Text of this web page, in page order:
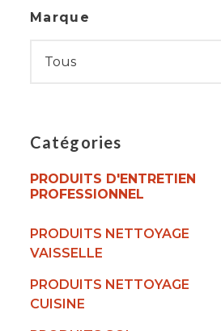
Marque
Catégories
PRODUITS D'ENTRETIEN
PROFESSIONNEL
PRODUITS NETTOYAGE
VAISSELLE
PRODUITS NETTOYAGE
CUISINE